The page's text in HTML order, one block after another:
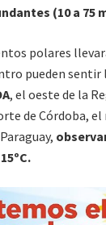
(10 a 75
polares
pueden sentir
, el oeste de la
de Córdoba,